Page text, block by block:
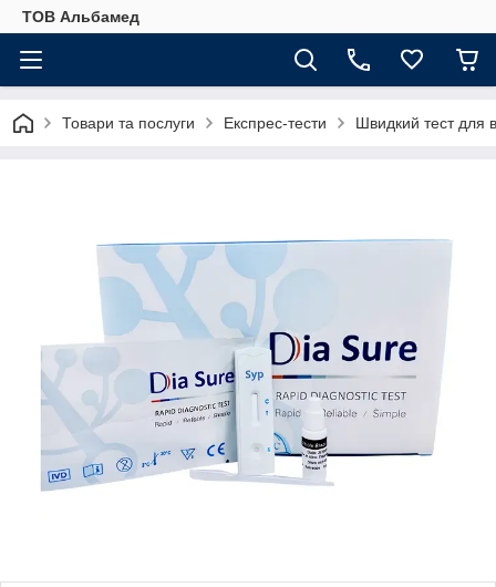
ТОВ Альбамед
Товари та послуги Експрес-тести Швидкий тест для